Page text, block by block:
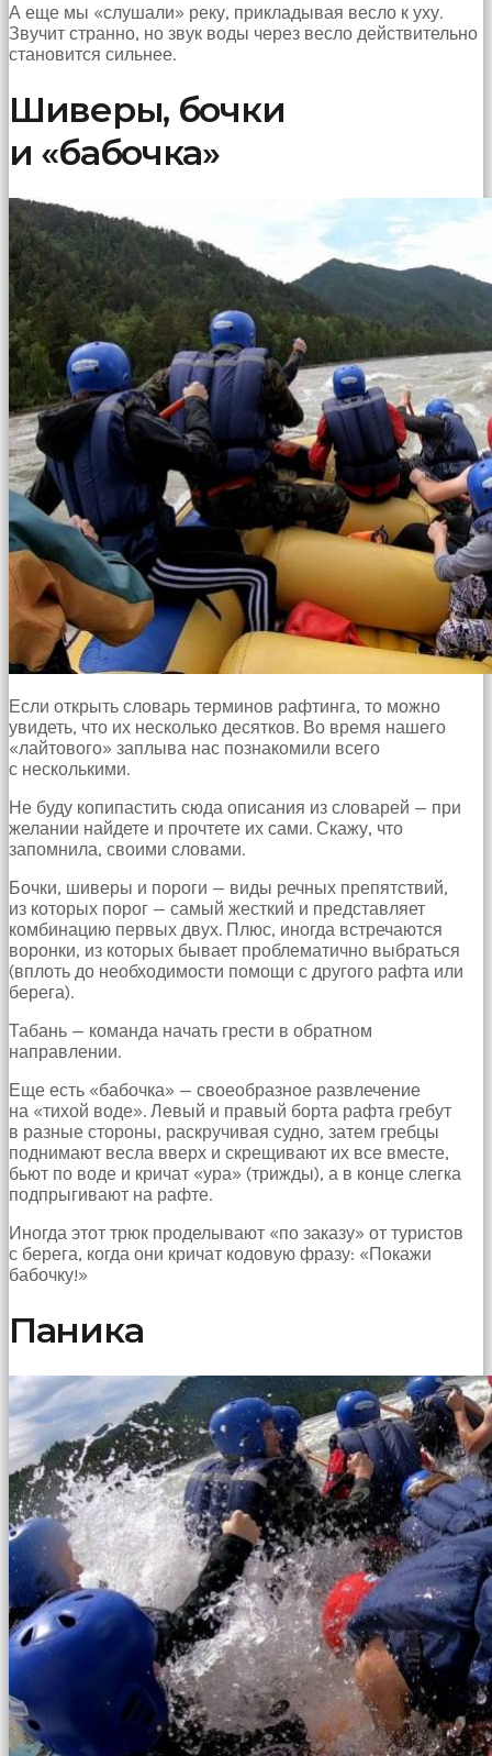
А еще мы «слушали» реку, прикладывая весло к уху.
Звучит странно, но звук воды через весло действительно
становится сильнее.
Шиверы, бочки
и «бабочка»
Если открыть словарь терминов рафтинга, то можно
увидеть, что их несколько десятков. Во время нашего
«лайтового» заплыва нас познакомили всего
с несколькими.
Не буду копипастить сюда описания из словарей — при
желании найдете и прочтете их сами. Скажу, что
запомнила, своими словами.
Бочки, шиверы и пороги — виды речных препятствий,
из которых порог — самый жесткий и представляет
комбинацию первых двух. Плюс, иногда встречаются
воронки, из которых бывает проблематично выбраться
(вплоть до необходимости помощи с другого рафта или
берега).
Табань — команда начать грести в обратном
направлении.
Еще есть «бабочка» — своеобразное развлечение
на «тихой воде». Левый и правый борта рафта гребут
в разные стороны, раскручивая судно, затем гребцы
поднимают весла вверх и скрещивают их все вместе,
бьют по воде и кричат «ура» (трижды), а в конце слегка
подпрыгивают на рафте.
Иногда этот трюк проделывают «по заказу» от туристов
с берега, когда они кричат кодовую фразу: «Покажи
бабочку!»
Паника